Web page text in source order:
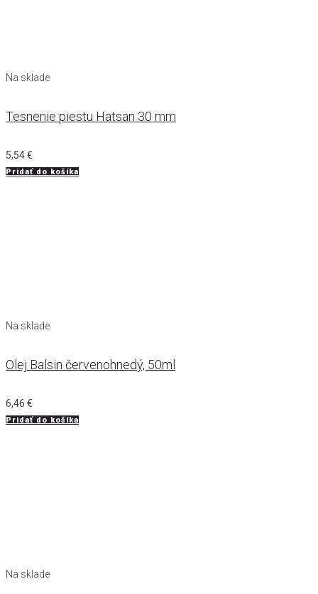
Na sklade
Tesnenie piestu Hatsan 30 mm
5,54€
Pridať do košíka
Na sklade
Olej Balsin červenohnedý, 50ml
6,46 €
Pridať do košíka
Na sklade